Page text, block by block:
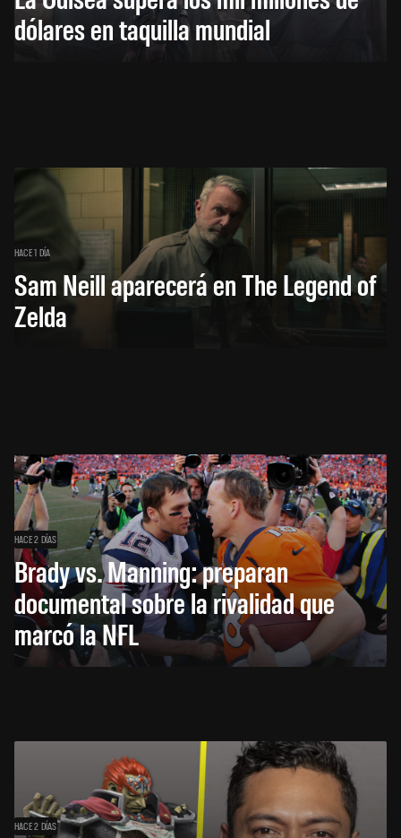
dólares en taquilla mundial
HACE 1 DÍA
Sam Neill aparecerá en The Legend of
Zelda
HACE 2 DÍAS
Brady vs. Manning: preparan
documental sobre la rivalidad que
marcó la NFL
HACE 2 DÍAS